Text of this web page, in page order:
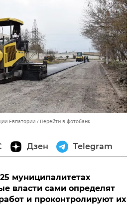
Евпатории Перейти в фотобанк
Дзен Telegram
муниципалитетах
власти сами определят
и проконтролируют их